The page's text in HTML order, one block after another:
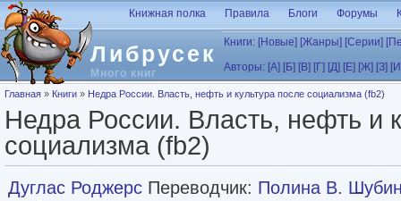
Перейти к основному содержанию
Либрусек
Много книг
Книжная полка Правила Блоги Форумы
Книги: [Новые] [Жанры] [Серии]
Авторы: [А] [Б] [В] [Г] [Д] [Е] [Ж] [З]
Вы здесь
Главная » Книги » Недра России. Власть, нефть и культура после социализма (fb2)
Недра России. Власть, нефть и
социализма (fb2)
Дуглас Роджерс Переводчик: Полина В.